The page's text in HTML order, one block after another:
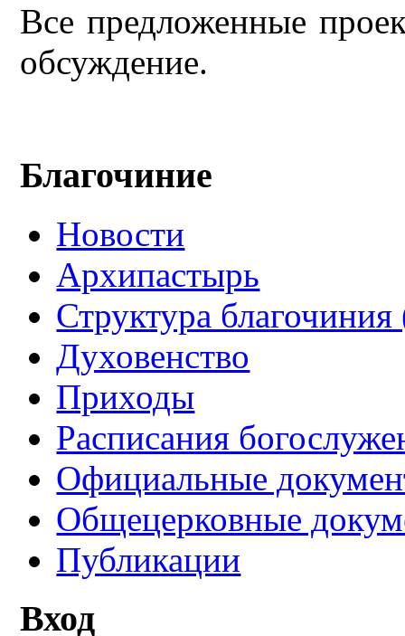
Все предложенные
обсуждение.
Благочиние
Новости
Архипастырь
Структура
Духовенство
Приходы
Расписания
Официальные
Общецерковные
Публикации
Вход